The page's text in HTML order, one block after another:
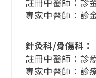
專家中醫師：診
針灸科/骨傷科：
註冊中醫師：診
專家中醫師：診